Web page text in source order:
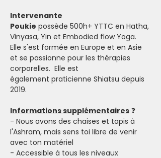
Intervenante
Poukie possède 500h+ YTTC en Hatha,
Vinyasa, Yin et Embodied flow Yoga.
Elle s'est formée en Europe et en Asie
et se passionne pour les thérapies
corporelles.  Elle est
également praticienne Shiatsu depuis
2019.
Informations supplémentaires ❓
- Nous avons des chaises et tapis à
l'Ashram, mais sens toi libre de venir
avec ton matériel
- Accessible à tous les niveaux